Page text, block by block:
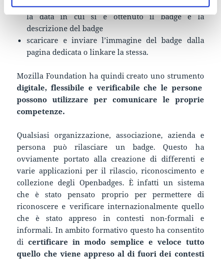
avere una pagina dedicata, con il proprio nome,
la data in cui si è ottenuto il badge e la
descrizione del badge
scaricare e inviare l’immagine del badge dalla
pagina dedicata o linkare la stessa.
Mozilla Foundation ha quindi creato uno strumento
digitale, flessibile e verificabile che le persone
possono utilizzare per comunicare le proprie
competenze.
Qualsiasi organizzazione, associazione, azienda e
persona può rilasciare un badge. Questo ha
ovviamente portato alla creazione di differenti e
varie applicazioni per il rilascio, riconoscimento e
collezione degli Openbadges. È infatti un sistema
che è stato pensato proprio per permettere di
riconoscere e verificare internazionalmente quello
che è stato appreso in contesti non-formali e
informali. In ambito formativo questo ha consentito
dicertificare in modo semplice e veloce tutto
quello che viene appreso al di fuori dei contesti